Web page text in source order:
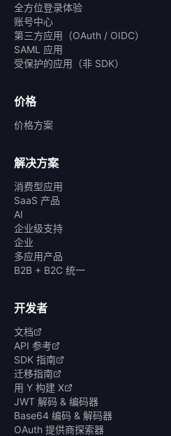
全方位登录体验
账号中心
第三方应用（OAuth / OIDC）
SAML 应用
受保护的应用（非 SDK）
价格
价格方案
解决方案
消费型应用
SaaS 产品
AI
企业级支持
企业
多应用产品
B2B + B2C 统一
开发者
文档
API 参考
SDK 指南
迁移指南
用 Y 构建 X
JWT 解码 & 编码器
Base64 编码 & 解码器
OAuth 提供商探索器